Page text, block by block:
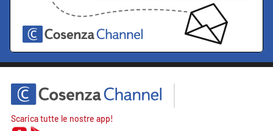
Scarica tutte le nostre app!